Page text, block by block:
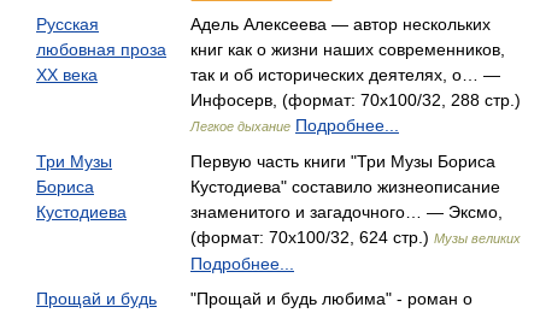
Русская
любовная проза
XX века
Адель Алексеева — автор нескольких
книг как о жизни наших современников,
так и об исторических деятелях, о… —
Инфосерв, (формат: 70x100/32, 288 стр.)
Легкое дыхание Подробнее...
Три Музы
Бориса
Кустодиева
Первую часть книги "Три Музы Бориса
Кустодиева" составило жизнеописание
знаменитого и загадочного… — Эксмо,
(формат: 70x100/32, 624 стр.) Музы великих
Подробнее...
Прощай и будь
"Прощай и будь любима" - роман о